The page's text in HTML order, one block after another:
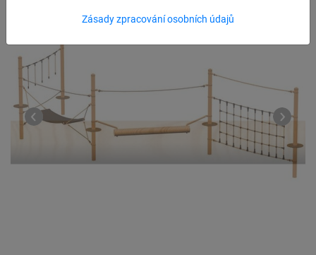
Zásady zpracování osobních údajů